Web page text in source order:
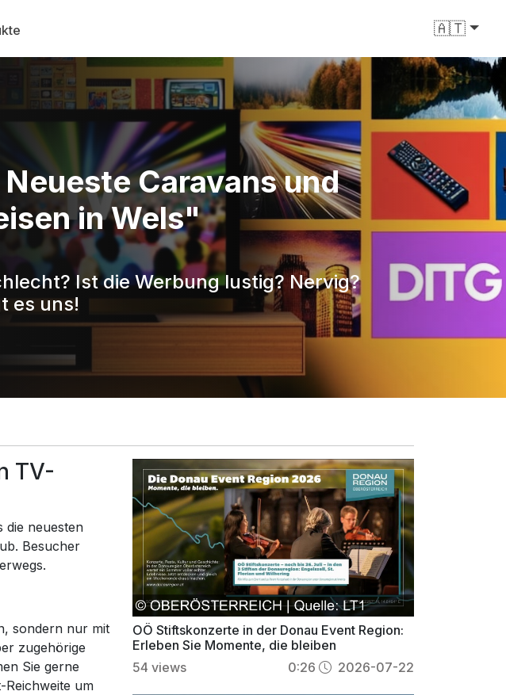
🇦🇹
Caravans und
in Wels"
Ist die Werbung lustig? Nervig?
es uns!
TV-
die neuesten
Besucher
sondern nur mit
zugehörige
Sie gerne
um
OÖ Stiftskonzerte in der Donau Event Region:
Erleben Sie Momente, die bleiben
54 views 0:26 2026-07-22